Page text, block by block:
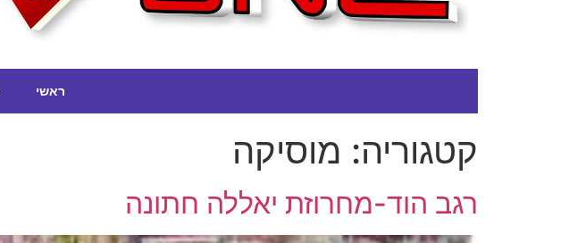
ראשי
קטגוריה: מוסיקה
רגב הוד-מחרוזת יאללה חתונה